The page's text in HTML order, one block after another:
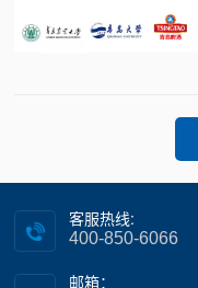
客服热线:
400-850-6066
邮箱：